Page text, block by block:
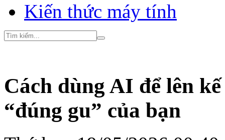
Kiến thức máy tính
Cách dùng AI để lên
“đúng gu” của bạn